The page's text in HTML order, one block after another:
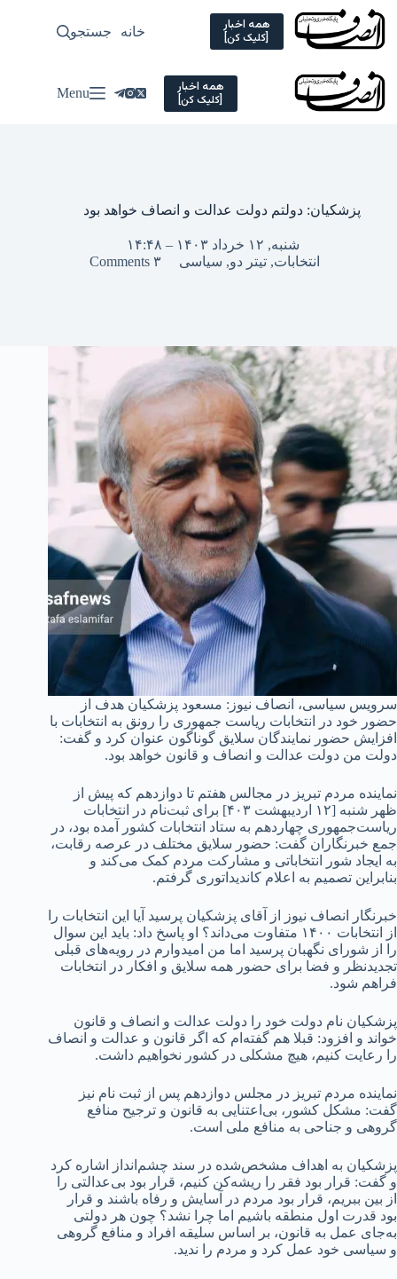
Skip
content
همه اخبار
[کلیک کن] خانه سیاسی
جستجو
همه اخبار
[کلیک کن] Menu
پزشکیان: دولتم دولت عدالت و انصاف خواهد بود
شنبه, ۱۲ خرداد ۱۴۰۳ – ۱۴:۴۸
انتخابات,تیتر دو, سیاسی ۳ Comments
سرویس سیاسی، انصاف نیوز: مسعود پزشکیان هدف از
حضور خود در انتخابات ریاست جمهوری را رونق به انتخابات با
افزایش حضور نمایندگان سلایق گوناگون عنوان کرد و گفت:
دولت من دولت عدالت و انصاف و قانون خواهد بود.
نماینده مردم تبریز در مجالس هفتم تا دوازدهم که پیش از
ظهر شنبه [۱۲ اردیبهشت ۴۰۳] برای ثبت‌نام در انتخابات
ریاست‌جمهوری چهاردهم به ستاد انتخابات کشور آمده بود، در
جمع خبرنگاران گفت: حضور سلایق مختلف در عرصه رقابت‌،
به ایجاد شور انتخاباتی و مشارکت مردم کمک می‌کند و
بنابراین تصمیم به اعلام کاندیداتوری گرفتم.
خبرنگار انصاف نیوز از آقای پزشکیان پرسید آیا این انتخابات را
از انتخابات ۱۴۰۰ متفاوت می‌داند؟ او پاسخ داد: باید این سوال
را از شورای نگهبان پرسید اما من امیدوارم در رویه‌های قبلی
تجدیدنظر و فضا برای حضور همه سلایق و افکار در انتخابات
فراهم شود.
پزشکیان نام دولت خود را دولت عدالت و انصاف و قانون
خواند و افزود: قبلا هم گفته‌ام که اگر قانون و عدالت و انصاف
را رعایت کنیم، هیچ مشکلی در کشور نخواهیم داشت.
نماینده مردم تبریز در مجلس دوازدهم پس از ثبت نام نیز
گفت: مشکل کشور، بی‌اعتنایی به قانون و ترجیح منافع
گروهی و جناحی به منافع ملی است.
پزشکیان به اهداف مشخص‌شده در سند چشم‌انداز اشاره کرد
و گفت: قرار بود فقر را ریشه‌کن کنیم، قرار بود بی‌عدالتی را
از بین ببریم، قرار بود مردم در آسایش و رفاه باشند و قرار
بود قدرت اول منطقه باشیم اما چرا نشد؟ چون هر دولتی
به‌جای عمل به قانون، بر اساس سلیقه افراد و منافع گروهی
و سیاسی خود عمل کرد و مردم را ندید.